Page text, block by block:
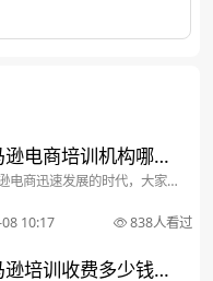
电商培训机构哪个
能学会吗
商迅速发展的时代，大家
使得市场对亚马逊电商运营
大，学习亚马逊电商的小伙
构。那么...
10:17 838人看过
培训收费多少钱？